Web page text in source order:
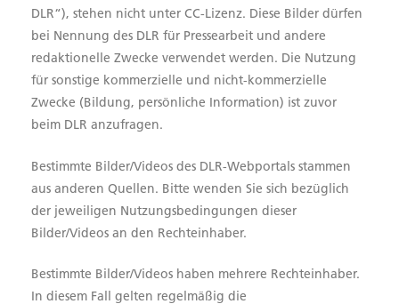
DLR“), stehen nicht unter CC-Lizenz. Diese Bilder dürfen
bei Nennung des DLR für Pressearbeit und andere
redaktionelle Zwecke verwendet werden. Die Nutzung
für sonstige kommerzielle und nicht-kommerzielle
Zwecke (Bildung, persönliche Information) ist zuvor
beim DLR anzufragen.
Bestimmte Bilder/Videos des DLR-Webportals stammen
aus anderen Quellen. Bitte wenden Sie sich bezüglich
der jeweiligen Nutzungsbedingungen dieser
Bilder/Videos an den Rechteinhaber.
Bestimmte Bilder/Videos haben mehrere Rechteinhaber.
In diesem Fall gelten regelmäßig die